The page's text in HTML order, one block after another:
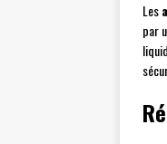
Les
par